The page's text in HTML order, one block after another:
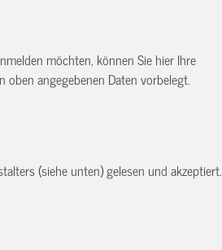
möchten, können Sie hier Ihre
oben angegebenen Daten vorbelegt.
(siehe unten) gelesen und akzeptiert.